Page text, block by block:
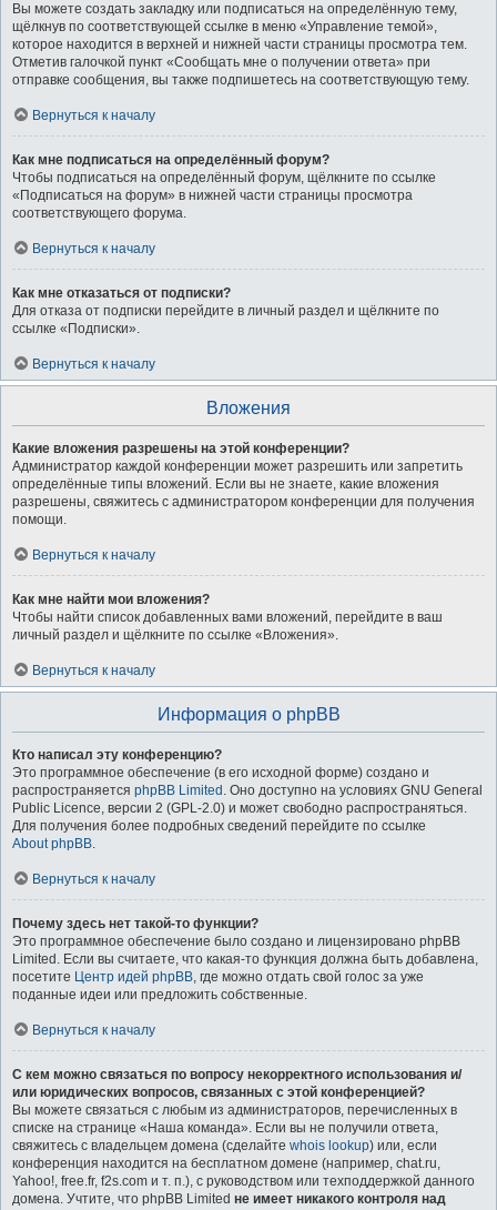
Вы можете создать закладку или подписаться на определённую тему,
щёлкнув по соответствующей ссылке в меню «Управление темой»,
которое находится в верхней и нижней части страницы просмотра тем.
Отметив галочкой пункт «Сообщать мне о получении ответа» при
отправке сообщения, вы также подпишетесь на соответствующую тему.
Вернуться к началу
Как мне подписаться на определённый форум?
Чтобы подписаться на определённый форум, щёлкните по ссылке
«Подписаться на форум» в нижней части страницы просмотра
соответствующего форума.
Вернуться к началу
Как мне отказаться от подписки?
Для отказа от подписки перейдите в личный раздел и щёлкните по
ссылке «Подписки».
Вернуться к началу
Вложения
Какие вложения разрешены на этой конференции?
Администратор каждой конференции может разрешить или запретить
определённые типы вложений. Если вы не знаете, какие вложения
разрешены, свяжитесь с администратором конференции для получения
помощи.
Вернуться к началу
Как мне найти мои вложения?
Чтобы найти список добавленных вами вложений, перейдите в ваш
личный раздел и щёлкните по ссылке «Вложения».
Вернуться к началу
Информация о phpBB
Кто написал эту конференцию?
Это программное обеспечение (в его исходной форме) создано и
распространяется phpBB Limited . Оно доступно на условиях GNU General
Public Licence, версии 2 (GPL-2.0) и может свободно распространяться.
Для получения более подробных сведений перейдите по ссылке
About phpBB.
Вернуться к началу
Почему здесь нет такой-то функции?
Это программное обеспечение было создано и лицензировано phpBB
Limited. Если вы считаете, что какая-то функция должна быть добавлена,
посетите Центр идей phpBB, где можно отдать свой голос за уже
поданные идеи или предложить собственные.
Вернуться к началу
С кем можно связаться по вопросу некорректного использования и/
или юридических вопросов, связанных с этой конференцией?
Вы можете связаться с любым из администраторов, перечисленных в
списке на странице «Наша команда». Если вы не получили ответа,
свяжитесь с владельцем домена (сделайте whois lookup) или, если
конференция находится на бесплатном домене (например, chat.ru,
Yahoo!, free.fr, f2s.com и т. п.), с руководством или техподдержкой данного
домена. Учтите, что phpBB Limited не имеет никакого контроля над